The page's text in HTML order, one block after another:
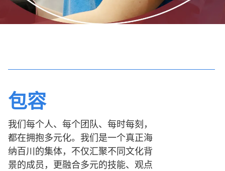
包容
我们每个人、每个团队、每时每刻，
都在拥抱多元化。我们是一个真正海
纳百川的集体，不仅汇聚不同文化背
景的成员，更融合多元的技能、观点